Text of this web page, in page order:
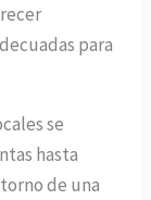
para
se
hasta
de una